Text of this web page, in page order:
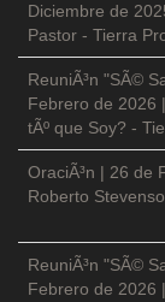
Diciembre de
Pastor - Tierra
ReuniÃ³n "SÃ©
Febrero de 2026
tÃº que Soy? -
OraciÃ³n | 26 de
Roberto
ReuniÃ³n "SÃ©
Febrero de 2026